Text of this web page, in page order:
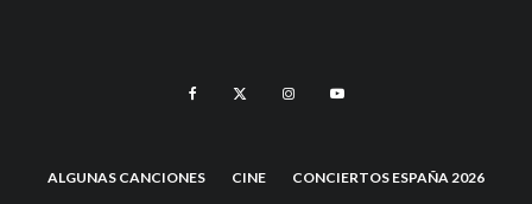
ALGUNAS CANCIONES CINE CONCIERTOS ESPAÑA 2026